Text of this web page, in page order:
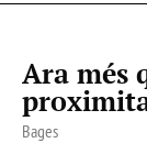
Ara més
Bages